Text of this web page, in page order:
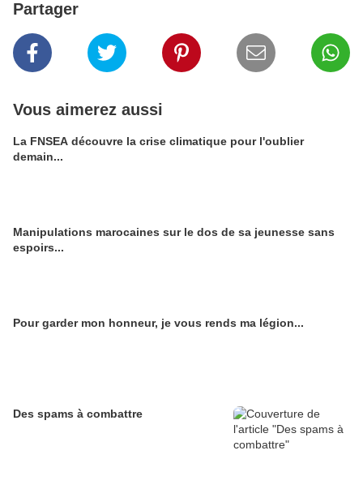
Partager
Vous aimerez aussi
La FNSEA découvre la crise climatique pour l'oublier
demain...
Manipulations marocaines sur le dos de sa jeunesse sans
espoirs...
Pour garder mon honneur, je vous rends ma légion...
Des spams à combattre